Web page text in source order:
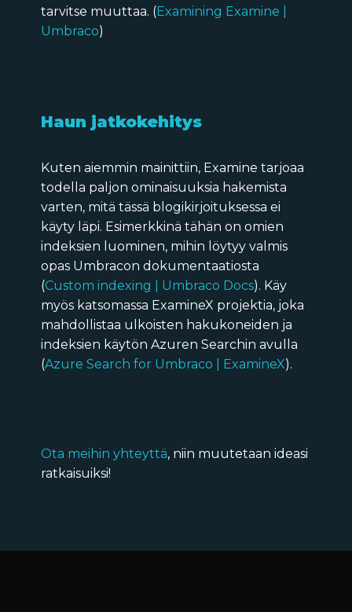
tarvitse muuttaa. (Examining Examine |
Umbraco)
Haun jatkokehitys
Kuten aiemmin mainittiin, Examine tarjoaa
todella paljon ominaisuuksia hakemista
varten, mitä tässä blogikirjoituksessa ei
käyty läpi. Esimerkkinä tähän on omien
indeksien luominen, mihin löytyy valmis
opas Umbracon dokumentaatiosta
(Custom indexing | Umbraco Docs). Käy
myös katsomassa ExamineX projektia, joka
mahdollistaa ulkoisten hakukoneiden ja
indeksien käytön Azuren Searchin avulla
(Azure Search for Umbraco | ExamineX).
Ota meihin yhteyttä, niin muutetaan ideasi
ratkaisuiksi!